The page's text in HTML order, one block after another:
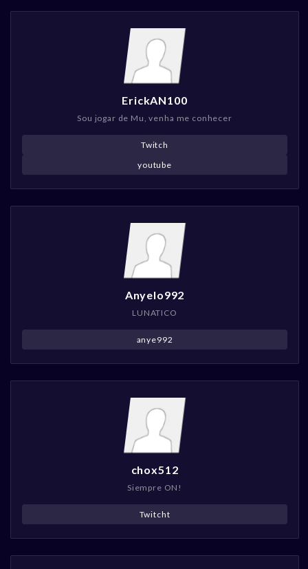
ErickAN100
Sou jogar de Mu, venha me conhecer
Twitch
youtube
Anyelo992
LUNATICO
anye992
chox512
Siempre ON!
Twitcht